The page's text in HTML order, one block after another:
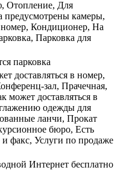
Отопление, Для
предусмотрены камеры,
Кондиционер, На
Парковка для
парковка
доставляться в номер,
зал, Прачечная,
может доставляться в
одежды для
ланчи, Прокат
бюро, Есть
и факс, Услуги по продаже
Интернет бесплатно